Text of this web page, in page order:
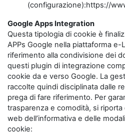
(configurazione):https://
Google Apps Integration
Questa tipologia di cookie è
APPs Google nella piattaforma e-
riferimento alla condivisione dei
questi plugin di integrazione
cookie da e verso Google. La
raccolte quindi disciplinata dalle
prega di fare riferimento. Per
trasparenza e comodità, si riporta
web dell’informativa e delle
cookie: